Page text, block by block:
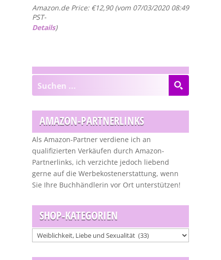
Amazon.de Price: €12,90(vom 07/03/2020 08:49
PST-
Details)
AMAZON-PARTNERLINKS
Als Amazon-Partner verdiene ich an
qualifizierten Verkäufen durch Amazon-
Partnerlinks, ich verzichte jedoch liebend
gerne auf die Werbekostenerstattung, wenn
Sie Ihre Buchhändlerin vor Ort unterstützen!
SHOP-KATEGORIEN